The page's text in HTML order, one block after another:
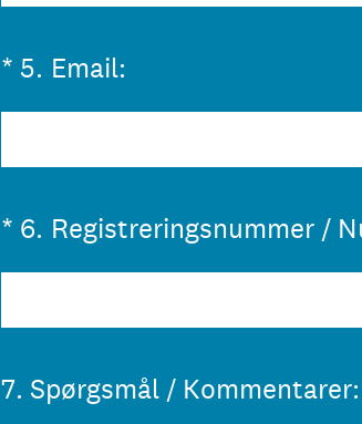
* 5. Email:
(påkrævet)
* 6. Registreringsnummer /
(påkrævet)
7. Spørgsmål / Kommentarer: